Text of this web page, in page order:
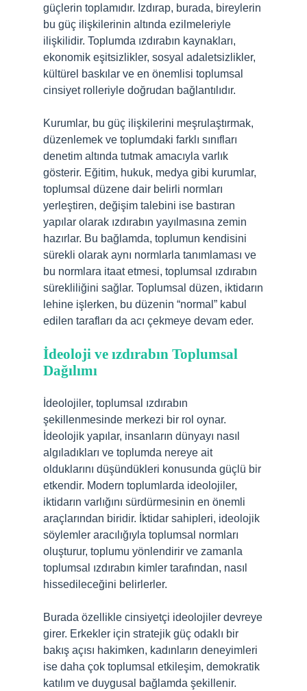
güçlerin toplamıdır. Izdırap, burada, bireylerin
bu güç ilişkilerinin altında ezilmeleriyle
ilişkilidir. Toplumda ızdırabın kaynakları,
ekonomik eşitsizlikler, sosyal adaletsizlikler,
kültürel baskılar ve en önemlisi toplumsal
cinsiyet rolleriyle doğrudan bağlantılıdır.
Kurumlar, bu güç ilişkilerini meşrulaştırmak,
düzenlemek ve toplumdaki farklı sınıfları
denetim altında tutmak amacıyla varlık
gösterir. Eğitim, hukuk, medya gibi kurumlar,
toplumsal düzene dair belirli normları
yerleştiren, değişim talebini ise bastıran
yapılar olarak ızdırabın yayılmasına zemin
hazırlar. Bu bağlamda, toplumun kendisini
sürekli olarak aynı normlarla tanımlaması ve
bu normlara itaat etmesi, toplumsal ızdırabın
sürekliliğini sağlar. Toplumsal düzen, iktidarın
lehine işlerken, bu düzenin “normal” kabul
edilen tarafları da acı çekmeye devam eder.
İdeoloji ve ızdırabın Toplumsal
Dağılımı
İdeolojiler, toplumsal ızdırabın
şekillenmesinde merkezi bir rol oynar.
İdeolojik yapılar, insanların dünyayı nasıl
algıladıkları ve toplumda nereye ait
olduklarını düşündükleri konusunda güçlü bir
etkendir. Modern toplumlarda ideolojiler,
iktidarın varlığını sürdürmesinin en önemli
araçlarından biridir. İktidar sahipleri, ideolojik
söylemler aracılığıyla toplumsal normları
oluşturur, toplumu yönlendirir ve zamanla
toplumsal ızdırabın kimler tarafından, nasıl
hissedileceğini belirlerler.
Burada özellikle cinsiyetçi ideolojiler devreye
girer. Erkekler için stratejik güç odaklı bir
bakış açısı hakimken, kadınların deneyimleri
ise daha çok toplumsal etkileşim, demokratik
katılım ve duygusal bağlamda şekillenir.